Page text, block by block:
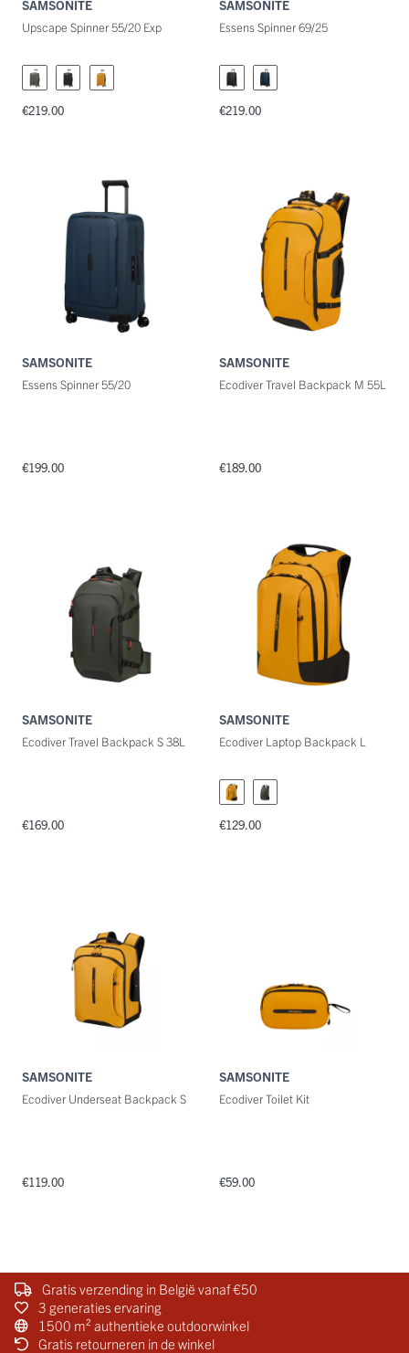
SAMSONITE
Upscape Spinner 55/20 Exp
€219.00
SAMSONITE
Essens Spinner 69/25
€219.00
SAMSONITE
Essens Spinner 55/20
€199.00
SAMSONITE
Ecodiver Travel Backpack M 55L
€189.00
SAMSONITE
Ecodiver Travel Backpack S 38L
€169.00
SAMSONITE
Ecodiver Laptop Backpack L
€129.00
SAMSONITE
Ecodiver Underseat Backpack S
€119.00
SAMSONITE
Ecodiver Toilet Kit
€59.00
Gratis verzending in België vanaf €50
3 generaties ervaring
1500 m² authentieke outdoorwinkel
Gratis retourneren in de winkel